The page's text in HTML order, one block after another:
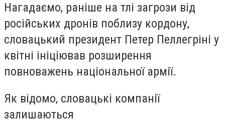
Нагадаємо, раніше на тлі загрози від
російських дронів поблизу кордону,
словацький президент Петер Пеллегріні у
квітні ініціював розширення
повноважень національної армії.
Як відомо, словацькі компанії
залишаються